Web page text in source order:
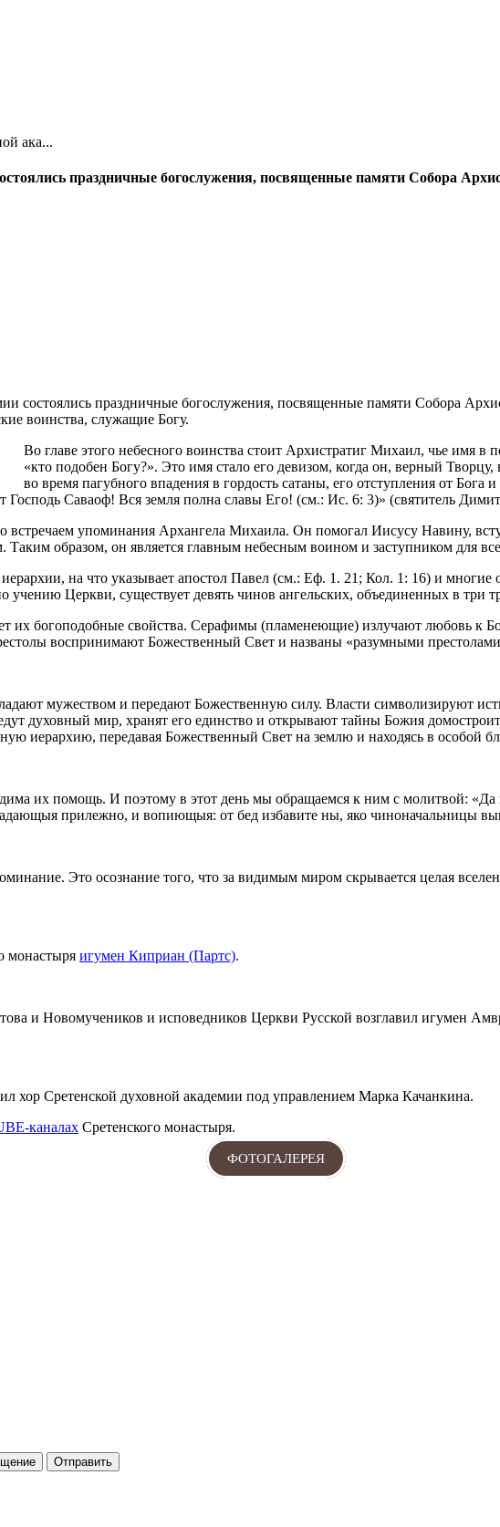
ака...
праздничные богослужения, посвященные памяти Собора
состоялись праздничные богослужения, посвященные памяти Собора
воинства, служащие Богу.
Во главе этого небесного воинства стоит Архистратиг Михаил, чье имя в
«кто подобен Богу?». Это имя стало его девизом, когда он, верный
во время пагубного впадения в гордость сатаны, его отступления от Бога
Господь Саваоф! Вся земля полна славы Его! (см.: Ис. 6: 3)» (святитель
упоминания Архангела Михаила. Он помогал Иисусу Навину,
Таким образом, он является главным небесным воином и заступником для
на что указывает апостол Павел (см.: Еф. 1. 21; Кол. 1: 16) и
учению Церкви, существует девять чинов ангельских, объединенных в три
их богоподобные свойства. Серафимы (пламенеющие) излучают любовь к
воспринимают Божественный Свет и названы «разумными
мужеством и передают Божественную силу. Власти символизируют
духовный мир, хранят его единство и открывают тайны Божия
иерархию, передавая Божественный Свет на землю и находясь в особой
их помощь. И поэтому в этот день мы обращаемся к ним с молитвой:
прилежно, и вопиющыя: от бед избавите ны, яко чиноначальницы
Это осознание того, что за видимым миром скрывается целая
монастыря игумен Киприан (Партс).
и Новомучеников и исповедников Церкви Русской возглавил игумен
хор Сретенской духовной академии под управлением Марка Качанкина.
каналах Сретенского монастыря.
ФОТОГАЛЕРЕЯ